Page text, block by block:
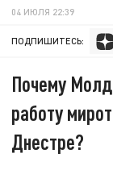
04 ИЮЛЯ 22:39
ПОДПИШИТЕСЬ:
Почему
работу
Днестре?